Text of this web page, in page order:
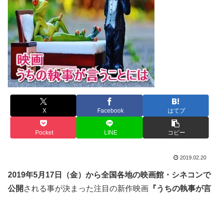
X Facebook はてブ
Pocket LINE コピー
2019.02.20
2019年5月17日（金）から全国各地の映画館・シネコンで
公開 される事が決まった注目の新作映画 『うちの執事が言